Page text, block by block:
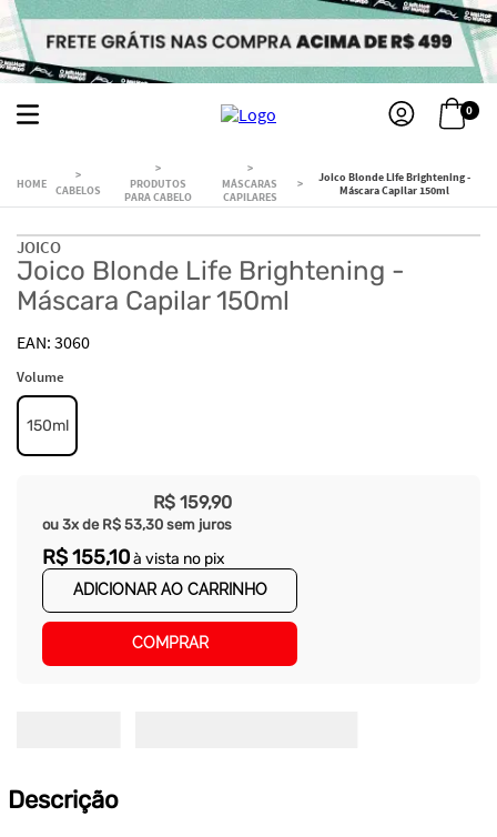
0
CABELOS
PRODUTOS
PARA CABELO
MÁSCARAS
CAPILARES
Joico Blonde Life Brightening -
Máscara Capilar 150ml
JOICO
Joico Blonde Life Brightening -
Máscara Capilar 150ml
3060
Volume
150ml
R$ 159,90
ou 3x de R$ 53,30 sem juros
R$155,10à vista no pix
ADICIONAR AO CARRINHO
COMPRAR
Descrição